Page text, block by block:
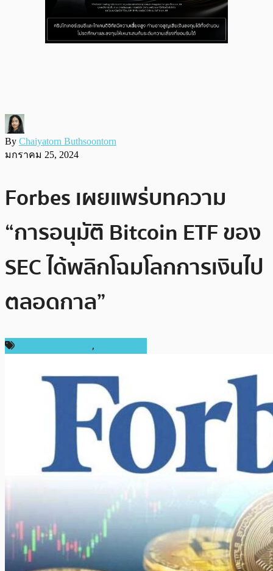
By Chaiyatorn Buthsoontorn
มกราคม 25, 2024
Forbes เผยแพร่บทความ
“การอนุมัติ Bitcoin ETF ของ
SEC ได้พลิกโฉมโลกการเงินไป
ตลอดกาล”
,